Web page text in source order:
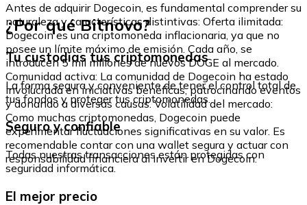
Antes de adquirir Dogecoin, es fundamental comprender su
naturaleza y características distintivas: Oferta ilimitada:
Dogecoin es una criptomoneda inflacionaria, ya que no
posee un límite máximo de emisión. Cada año, se
introducen 5 mil millones de nuevos DOGE al mercado.
Comunidad activa: La comunidad de Dogecoin ha estado
involucrada en iniciativas benéficas, patrocinando eventos
y donando a diversas causas. Volatilidad del mercado:
Como muchas criptomonedas, Dogecoin puede
experimentar fluctuaciones significativas en su valor. Es
recomendable contar con una wallet segura y actuar con
responsabilidad financiera al invertir en Dogecoin.
¿Por qué Bitnovo?
Tu custodias tus criptomonedas
La forma segura y conveniente de tener el control total de
tus fondos y proteger tus criptomonedas.
Seguro y confiable
Todas nuestras transacciones están protegidas con
seguridad informática.
El mejor precio